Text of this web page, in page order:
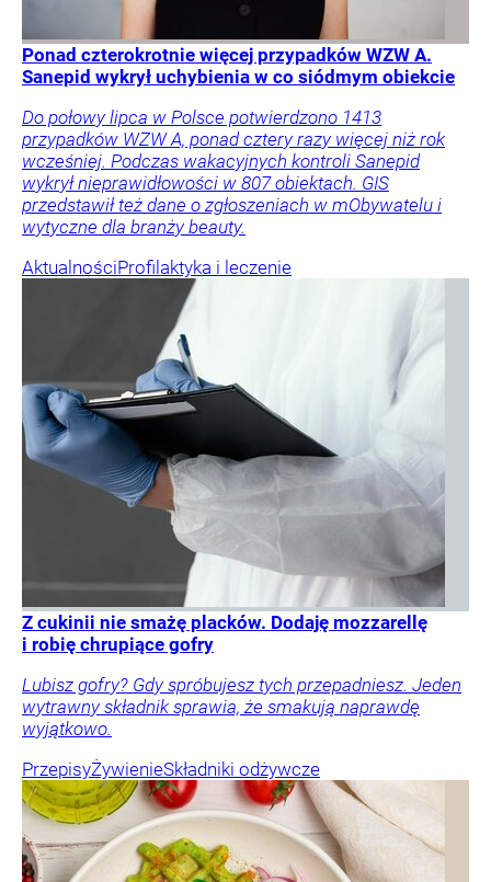
Ponad czterokrotnie więcej przypadków WZW A.
Sanepid wykrył uchybienia w co siódmym obiekcie
Do połowy lipca w Polsce potwierdzono 1413
przypadków WZW A, ponad cztery razy więcej niż rok
wcześniej. Podczas wakacyjnych kontroli Sanepid
wykrył nieprawidłowości w 807 obiektach. GIS
przedstawił też dane o zgłoszeniach w mObywatelu i
wytyczne dla branży beauty.
AktualnościProfilaktyka i leczenie
Z cukinii nie smażę placków. Dodaję mozzarellę
i robię chrupiące gofry
Lubisz gofry? Gdy spróbujesz tych przepadniesz. Jeden
wytrawny składnik sprawia, że smakują naprawdę
wyjątkowo.
PrzepisyŻywienieSkładniki odżywcze